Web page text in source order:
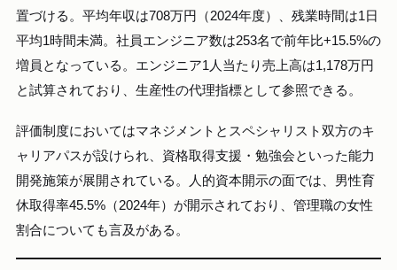
置づける。平均年収は708万円（2024年度）、残業時間は1日
平均1時間未満。社員エンジニア数は253名で前年比+15.5%の
増員となっている。エンジニア1人当たり売上高は1,178万円
と試算されており、生産性の代理指標として参照できる。
評価制度においてはマネジメントとスペシャリスト双方のキ
ャリアパスが設けられ、資格取得支援・勉強会といった能力
開発施策が展開されている。人的資本開示の面では、男性育
休取得率45.5%（2024年）が開示されており、管理職の女性
割合についても言及がある。